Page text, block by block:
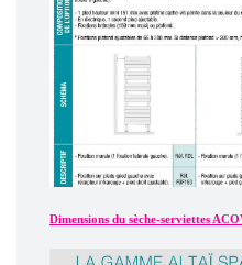
Dimensions du sèche-serviettes